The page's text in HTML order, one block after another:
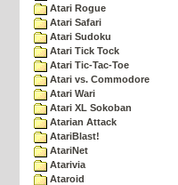
Atari Rogue
Atari Safari
Atari Sudoku
Atari Tick Tock
Atari Tic-Tac-Toe
Atari vs. Commodore
Atari Wari
Atari XL Sokoban
Atarian Attack
AtariBlast!
AtariNet
Atarivia
Ataroid